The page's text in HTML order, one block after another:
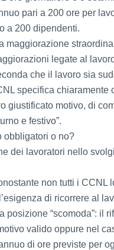
pari a 200 ore per
a 200 dipendenti.
maggiorazione
legate al
che il lavoro sia
specifica chiaramente
giustificato motivo, di
e festivo”.
obbligatori o no?
dei lavoratori nello
non tutti i CCNL
di ricorrere al
posizione “scomoda”: il
valido oppure nel
di ore previste per